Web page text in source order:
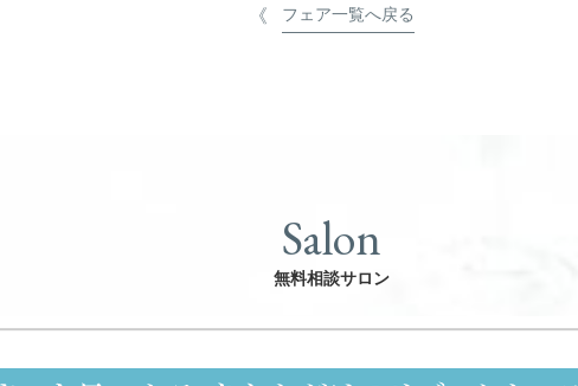
フェア一覧へ戻る
Salon
無料相談サロン